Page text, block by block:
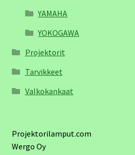
YAMAHA
YOKOGAWA
Projektorit
Tarvikkeet
Valkokankaat
Projektorilamput.com
Wergo Oy